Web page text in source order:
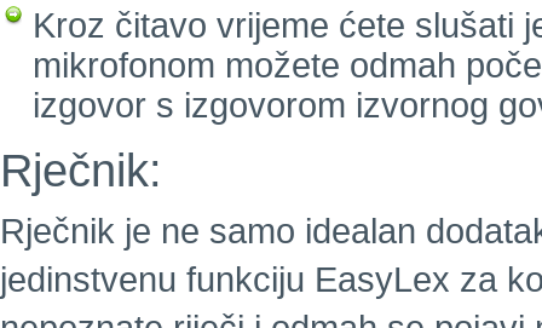
Kroz čitavo vrijeme ćete slušati
mikrofonom možete odmah
izgovor s izgovorom izvornog
Rječnik:
Rječnik je ne samo idealan
jedinstvenu funkciju EasyLex za